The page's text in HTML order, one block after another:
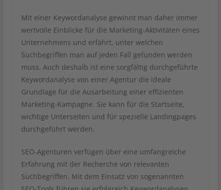
Mit einer Keywordanalyse gewinnt man daher immer
wertvolle Einblicke für die Marketing-Aktivitäten eines
Unternehmens und erfährt, unter welchen
Suchbegriffen man auf jeden Fall gefunden werden
muss. Auch deshalb ist eine sorgfältig durchgeführte
Keywordanalyse von einer Agentur die ideale
Grundlage für die Ausarbeitung einer effizienten
Marketing-Kampagne. Sie kann für die Startseite,
wichtige Unterseiten und für spezielle Landingpages
durchgeführt werden.
SEO-Agenturen verfügen über eine umfangreiche
Erfahrung mit der Recherche von relevanten
Suchbegriffen. Mit dem Einsatz von sogenannten